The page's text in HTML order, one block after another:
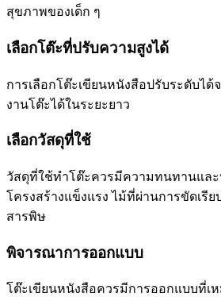
สุขภาพของเด็ก ๆ
เลือกโต๊ะที่ปรับความสูงได้
การเลือกโต๊ะเขียนหนังสือปรับระดับได้
งานโต๊ะได้ในระยะยาว
เลือกวัสดุที่ใช้
วัสดุที่ใช้ทำโต๊ะควรมีความทนทานและ
โครงสร้างแข็งแรง ไม้ที่ผ่านการขัดเรี
สารพิษ
พิจารณาการออกแบบ
โต๊ะเขียนหนังสือควรมีการออกแบบที่เ